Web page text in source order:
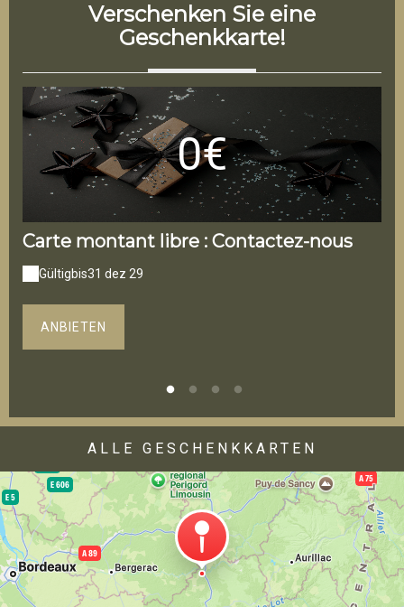
Verschenken Sie eine
Geschenkkarte!
0€
Carte montant libre : Contactez-nous
Gültigbis31 dez 29
ANBIETEN
ALLE GESCHENKKARTEN